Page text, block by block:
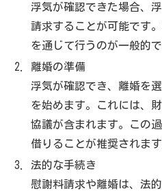
浮気が確認できた場合、
請求することが可能です
を通じて行うのが一般的で
離婚の準備
浮気が確認でき、離婚を
を始めます。これには、
協議が含まれます。この
借りることが推奨されます
法的な手続き
慰謝料請求や離婚は、法